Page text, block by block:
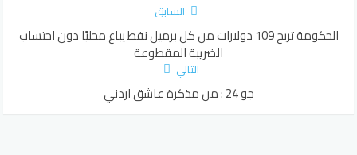
السابق
الحكومة تربح 109 دولارات من كل برميل نفط يباع محليًا دون احتساب
الضريبة المقطوعة
التالي
جو 24 : من مذكرة عاشق اردني